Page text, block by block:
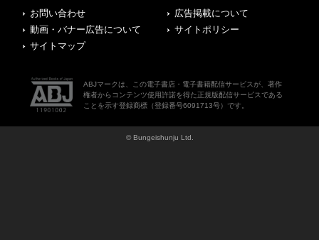
お問い合わせ
広告掲載について
動画・バナー広告について
サイトポリシー
サイトマップ
ABJマークは、この電子書店・電子書籍配信サービスが、著作
権者からコンテンツ使用許諾を得た正規版配信サービスである
ことを示す登録商標（登録番号6091713号）です。
© Bungeishunju Ltd.